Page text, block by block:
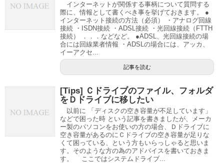
インターネットが関係する事柄について質問する
際に、情報として書くべき事を挙げておきます。 ●
インターネット接続の方法（必須） ・アナログ回線
接続 ・ISDN接続 ・ADSL接続 ・光回線接続（FTTH
接続） ．．．などなど。 ●ADSL、光回線接続の場
合には回線業者情報 ・ADSLの場合には、アッカ、
イーアクセ...
記事を読む
[Tips] Ｃドライブのファイル、フォルダ
をＤドライブに移したい
以前に 「ディスクの空き容量が不足しています」
などで困った時 という記事を書きましたが、メーカ
ー製のパソコンをお使いの方の場合、Ｄドライブに
空き容量があるのにＣドライブの空き容量が足りな
くて困っている、という方もいらっしゃると思いま
す。そのような方の為のアドバイスを書いておきま
す。 ここではシステムドライブ...